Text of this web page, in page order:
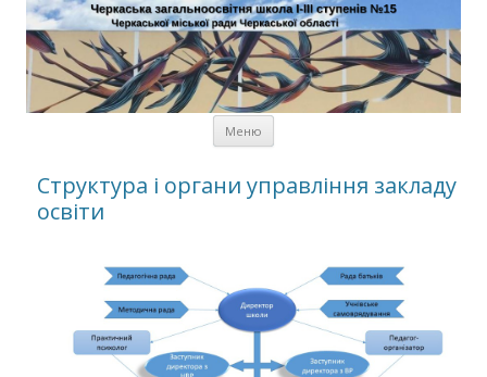
Черкаська загальноосвітня
школа І-ІІІ ступенів № 15
Черкаської міської ради
Черкаської області
Меню
Структура і органи управління закладу
освіти